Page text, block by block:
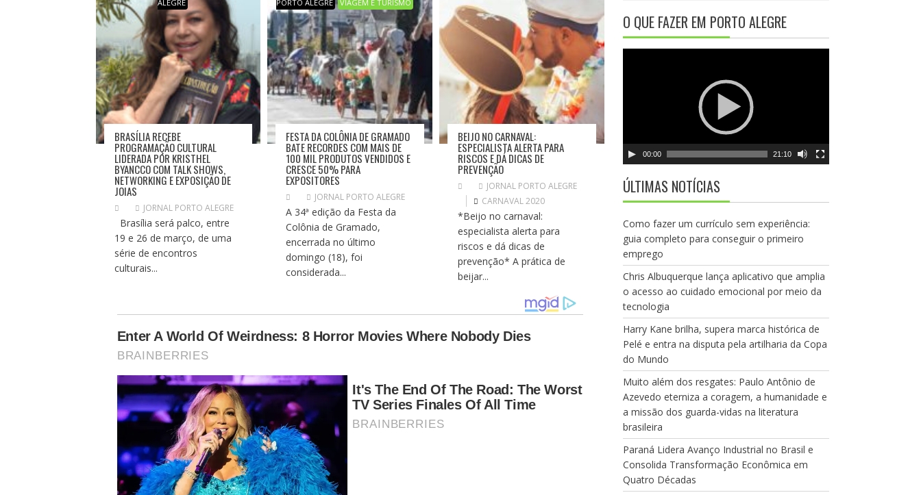
D
E
P
O
S
T
ALEGRE
BRASÍLIA RECEBE
PROGRAMAÇÃO CULTURAL
LIDERADA POR KRISTHEL
BYANCCO COM TALK SHOWS,
NETWORKING E EXPOSIÇÃO DE
JOIAS
JORNAL PORTO ALEGRE
Brasília será palco, entre
19 e 26 de março, de uma
série de encontros
culturais...
PORTO ALEGRE
VIAGEM E TURISMO
FESTA DA COLÔNIA DE GRAMADO
BATE RECORDES COM MAIS DE
100 MIL PRODUTOS VENDIDOS E
CRESCE 50% PARA
EXPOSITORES
JORNAL PORTO ALEGRE
A 34ª edição da Festa da
Colônia de Gramado,
encerrada no último
domingo (18), foi
considerada...
BEIJO NO CARNAVAL:
ESPECIALISTA ALERTA PARA
RISCOS E DÁ DICAS DE
PREVENÇÃO
JORNAL PORTO ALEGRE
CARNAVAL 2020
*Beijo no carnaval:
especialista alerta para
riscos e dá dicas de
prevenção* A prática de
beijar...
v
í
O QUE FAZER EM PORTO ALEGRE
r
d
e
v
í
d
e
o
00:00 21:10
ÚLTIMAS NOTÍCIAS
Como fazer um currículo sem experiência:
guia completo para conseguir o primeiro
emprego
Chris Albuquerque lança aplicativo que amplia
o acesso ao cuidado emocional por meio da
tecnologia
Harry Kane brilha, supera marca histórica de
Pelé e entra na disputa pela artilharia da Copa
do Mundo
Muito além dos resgates: Paulo Antônio de
Azevedo eterniza a coragem, a humanidade e
a missão dos guarda-vidas na literatura
brasileira
Paraná Lidera Avanço Industrial no Brasil e
Consolida Transformação Econômica em
Quatro Décadas